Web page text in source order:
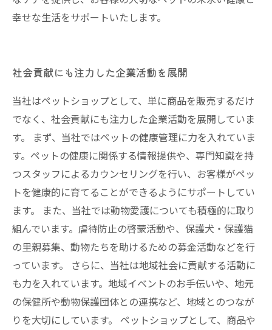
幸せな生活をサポートいたします。
社会貢献にも注力した企業活動を展開
当社はペットショップとして、単に商品を販売するだけ
でなく、社会貢献にも注力した企業活動を展開していま
す。 まず、当社ではペットの健康管理に力を入れていま
す。ペットの健康に関係する情報提供や、専門知識を持
つスタッフによるカウンセリングを行い、お客様がペッ
トを健康的に育てることができるようにサポートしてい
ます。 また、当社では動物愛護についても積極的に取り
組んでいます。虐待防止の啓蒙活動や、保護犬・保護猫
の里親募集、動物たちを助けるための募金活動などを行
っています。 さらに、当社は地域社会に貢献する活動に
も力を入れています。地域イベントのお手伝いや、地元
の保健所や動物保護団体との連携など、地域とのつなが
りを大切にしています。 ペットショップとして、商品や